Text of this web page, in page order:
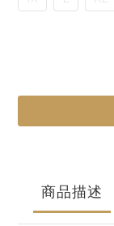
商品描述